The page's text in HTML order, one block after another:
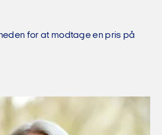
for at modtage en pris på